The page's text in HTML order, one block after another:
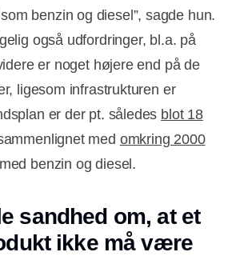
benzin og diesel”, sagde hun.
også udfordringer, bl.a. på
er noget højere end på de
ligesom infrastrukturen er
er der pt. således blot 18
med omkring 2000
benzin og diesel.
sandhed om, at et
ikke må være